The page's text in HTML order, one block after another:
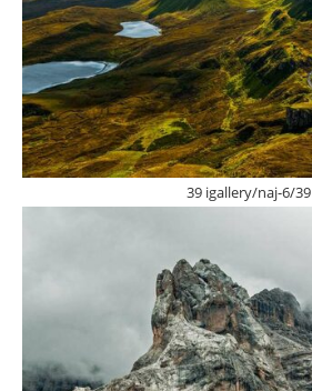
39 igallery/naj-6/39